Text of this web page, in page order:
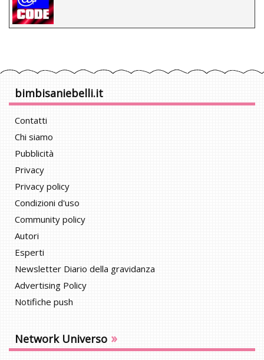
bimbisaniebelli.it
Contatti
Chi siamo
Pubblicità
Privacy
Privacy policy
Condizioni d'uso
Community policy
Autori
Esperti
Newsletter Diario della gravidanza
Advertising Policy
Notifiche push
Network Universo »